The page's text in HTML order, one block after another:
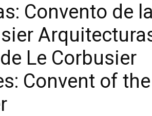
Convento de
Le Corbusier
Convent of